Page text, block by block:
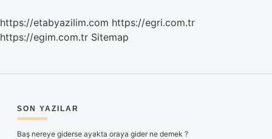
https://etabyazilim.com https://egri.com.tr
https://egim.com.tr Sitemap
SIDEBAR
SON YAZILAR
Baş nereye giderse ayakta oraya gider ne demek ?